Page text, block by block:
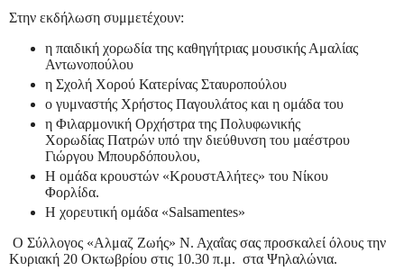
Στην εκδήλωση συμμετέχουν:
η παιδική χορωδία της καθηγήτριας μουσικής Αμαλίας
Αντωνοπούλου
η Σχολή Χορού Κατερίνας Σταυροπούλου
ο γυμναστής Χρήστος Παγουλάτος και η ομάδα του
η Φιλαρμονική Ορχήστρα της Πολυφωνικής
Χορωδίας Πατρών υπό την διεύθυνση του μαέστρου
Γιώργου Μπουρδόπουλου,
Η ομάδα κρουστών «ΚρουστΑλήτες» του Νίκου
Φορλίδα.
Η χορευτική ομάδα «Salsamentes»
Ο Σύλλογος «Αλμαζ Ζωής» Ν. Αχαΐας σας προσκαλεί όλους την
Κυριακή 20 Οκτωβρίου στις 10.30 π.μ. στα Ψηλαλώνια.